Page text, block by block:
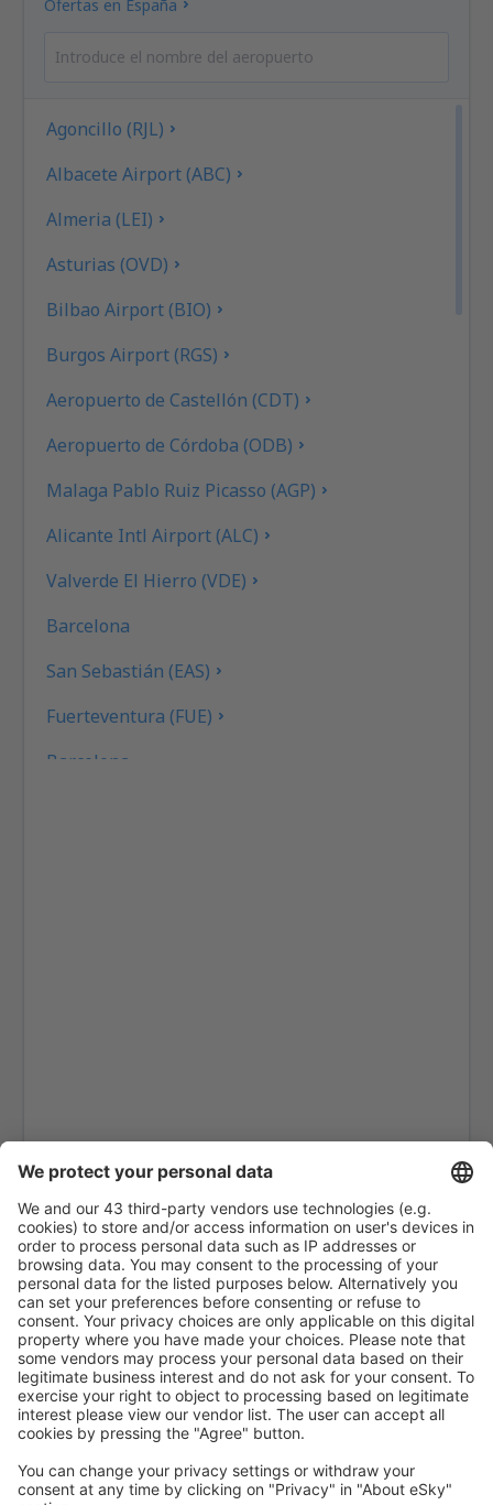
Ofertas en España
Agoncillo (RJL)
Albacete Airport (ABC)
Almeria (LEI)
Asturias (OVD)
Bilbao Airport (BIO)
Burgos Airport (RGS)
Aeropuerto de Castellón (CDT)
Aeropuerto de Córdoba (ODB)
Malaga Pablo Ruiz Picasso (AGP)
Alicante Intl Airport (ALC)
Valverde El Hierro (VDE)
Barcelona
San Sebastián (EAS)
Fuerteventura (FUE)
Barcelona
Santiago de Compostela (SCQ)
Leon (LEN)
Lérida-Alguaire (ILD)
Madrid-Barajas (MAD)
Valencia-Manises (VLC)
Salamanca Matacán (SLM)
Melilla (MLN)
Menorca Mahón (MAH)